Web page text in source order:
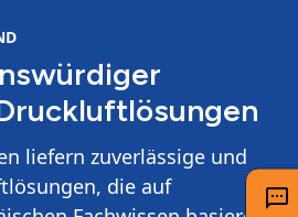
liefern zuverlässige und
die auf